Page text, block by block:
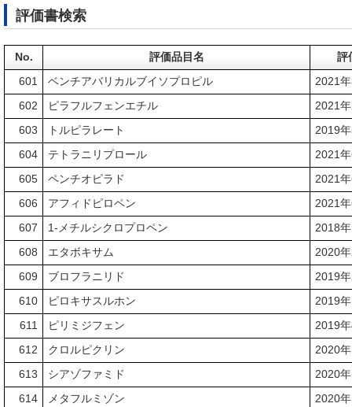
評価書検索
No. 評価品目名 評
601 ベンチアバリカルブイソプロピル 2021
602 ピラフルフェンエチル 2021
603 トルピラレート 2019
604 テトラニリプロール 2021
605 ペンチオピラド 2021
606 アフィドピロペン 2021
607 1-メチルシクロプロペン 2018
608 エタボキサム 2020
609 ブロフラニリド 2019
610 ピロキサスルホン 2019
611 ピリミジフェン 2019
612 クロルピクリン 2020
613 シアゾファミド 2020
614 メタフルミゾン 2020